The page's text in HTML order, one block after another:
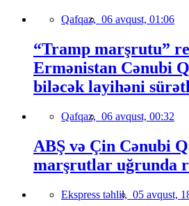
Qafqaz, 06 avqust, 01:06
“Tramp marşrutu”
Ermənistan Cənubi
biləcək layihəni
Qafqaz, 06 avqust, 00:32
ABŞ və Çin Cənubi
marşrutlar uğrunda
Ekspress təhlil, 05 avqust,